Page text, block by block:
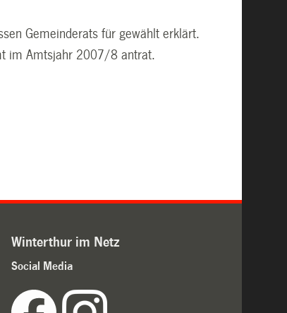
Gemeinderats für gewählt erklärt.
im Amtsjahr 2007/8 antrat.
Winterthur im Netz
Social Media